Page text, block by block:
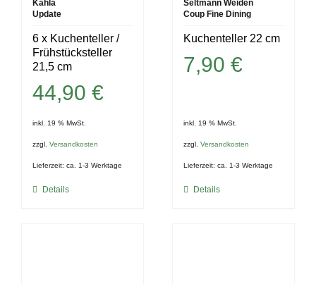
Kahla
Update
6 x Kuchenteller /
Frühstücksteller
21,5 cm
44,90 €
inkl. 19 % MwSt.
zzgl. Versandkosten
Lieferzeit: ca. 1-3 Werktage
Details
Seltmann Weiden
Coup Fine Dining
Kuchenteller 22 cm
7,90€
inkl. 19 % MwSt.
zzgl.Versandkosten
Lieferzeit:ca. 1-3 Werktage
Details